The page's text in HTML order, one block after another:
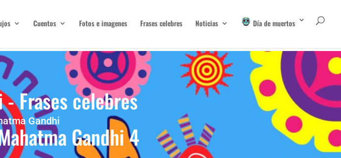
Cuentos Fotos e imagenes Frases celebres Noticias Día de muertos
- Frases celebres
Gandhi
Gandhi 4